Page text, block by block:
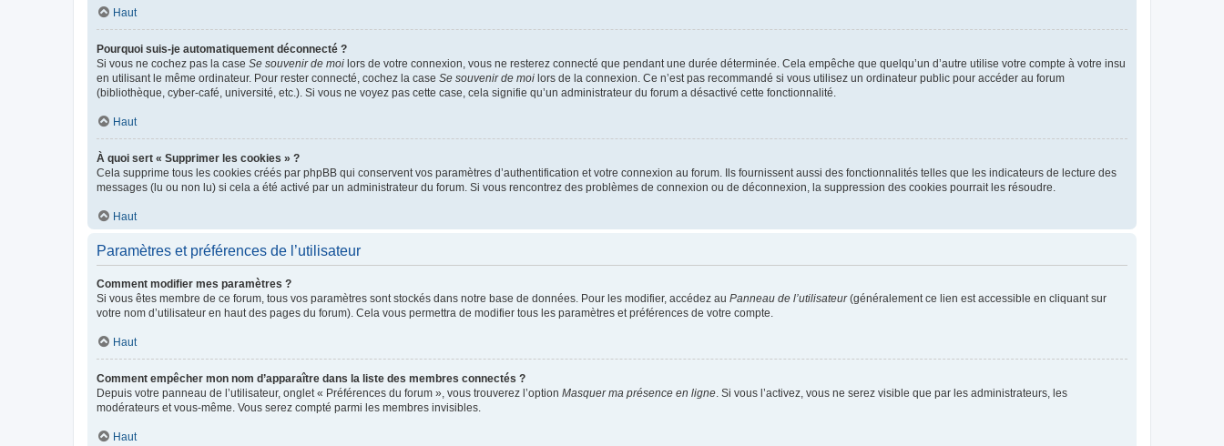
Haut
Pourquoi suis-je automatiquement déconnecté ?
Si vous ne cochez pas la case Se souvenir de moi lors de votre connexion, vous ne resterez connecté que pendant une durée déterminée. Cela empêche que quelqu’un d’autre utilise votre compte à votre insu
en utilisant le même ordinateur. Pour rester connecté, cochez la case Se souvenir de moi lors de la connexion. Ce n’est pas recommandé si vous utilisez un ordinateur public pour accéder au forum
(bibliothèque, cyber-café, université, etc.). Si vous ne voyez pas cette case, cela signifie qu’un administrateur du forum a désactivé cette fonctionnalité.
Haut
À quoi sert « Supprimer les cookies » ?
Cela supprime tous les cookies créés par phpBB qui conservent vos paramètres d’authentification et votre connexion au forum. Ils fournissent aussi des fonctionnalités telles que les indicateurs de lecture des
messages (lu ou non lu) si cela a été activé par un administrateur du forum. Si vous rencontrez des problèmes de connexion ou de déconnexion, la suppression des cookies pourrait les résoudre.
Haut
Paramètres et préférences de l’utilisateur
Comment modifier mes paramètres ?
Si vous êtes membre de ce forum, tous vos paramètres sont stockés dans notre base de données. Pour les modifier, accédez au Panneau de l’utilisateur(généralement ce lien est accessible en cliquant sur
votre nom d’utilisateur en haut des pages du forum). Cela vous permettra de modifier tous les paramètres et préférences de votre compte.
Haut
Comment empêcher mon nom d’apparaître dans la liste des membres connectés ?
Depuis votre panneau de l’utilisateur, onglet « Préférences du forum », vous trouverez l’option Masquer ma présence en ligne . Si vous l’activez, vous ne serez visible que par les administrateurs, les
modérateurs et vous-même. Vous serez compté parmi les membres invisibles.
Haut